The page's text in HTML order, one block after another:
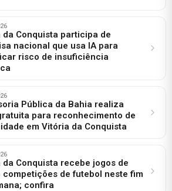
da Conquista participa de
nacional que usa IA para
risco de insuficiência
Pública da Bahia realiza
para reconhecimento de
em Vitória da Conquista
da Conquista recebe jogos de
competições de futebol neste fim
confira